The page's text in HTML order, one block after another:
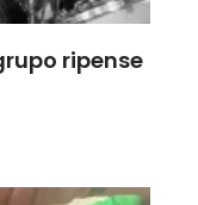
ripense